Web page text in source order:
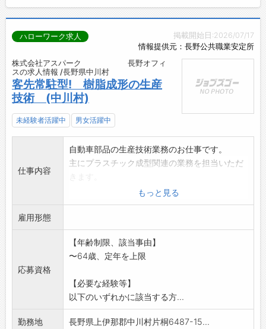
掲載開始日:2026/07/17
情報提供元：長野公共職業安定所
ハローワーク求人
株式会社アスパーク 長野オフィ
スの求人情報 /長野県中川村
客先常駐型! 樹脂成形の生産
技術 (中川村)
未経験者活躍中 男女活躍中
仕事内容
自動車部品の生産技術業務のお仕事です。
主にプラスチック成型関連の業務を担当いただ
・成形条件他の設定、改善
・不具合調査、解析と改善活動
・射出成型機による樹脂成型業務の監督・リー
�
もっと見る
雇用形態
応募資格
【年齢制限、該当事由】
〜64歳、定年を上限
【必要な経験等】
以下のいずれかに該当する方...
勤務地 長野県上伊那郡中川村片桐6487-15...